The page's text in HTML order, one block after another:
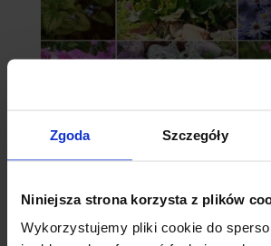
Zgoda Szczegóły
Niniejsza strona korzysta z plików
Wykorzystujemy pliki cookie do